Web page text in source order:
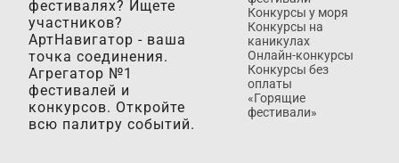
фестивалях? Ищете
участников?
АртНавигатор - ваша
точка соединения.
Агрегатор №1
фестивалей и
конкурсов. Откройте
всю палитру событий.
Конкурсы у моря
Конкурсы на
каникулах
Онлайн-конкурсы
Конкурсы без
оплаты
«Горящие
фестивали»